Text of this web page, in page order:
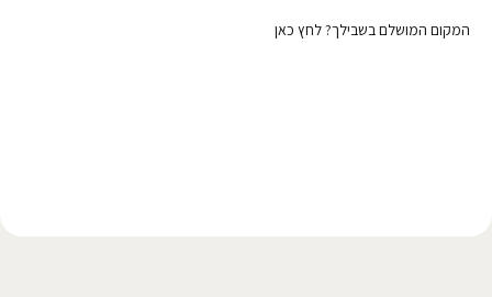
המקום המושלם בשבילך? לחץ כאן